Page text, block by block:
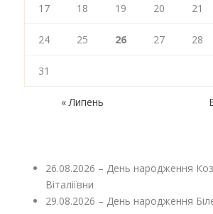
17 18 19 20 21
24 25 26 27 28
31
« Липень
26.08.2026 – День народження
Віталіївни
29.08.2026 – День народження